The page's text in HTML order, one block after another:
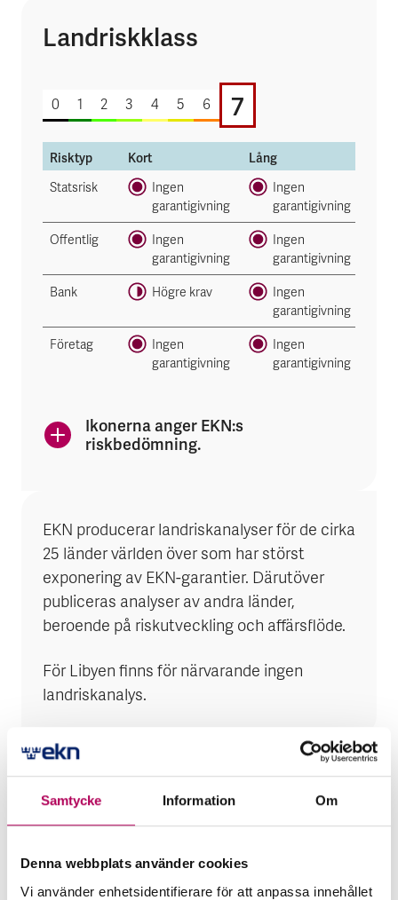
Samtycke Information Om
Denna webbplats använder cookies
Vi använder enhetsidentifierare för att anpassa innehållet
Landriskklass
7 av 7
0 1 2 3 4 5 6 7
Risktyp Kort Lång
Statsrisk
Ingen
garantigivning
Ingen
garantigivning
Offentlig
Ingen
garantigivning
Ingen
garantigivning
Bank Högre krav
Ingen
garantigivning
Företag
Ingen
garantigivning
Ingen
garantigivning
Ikonerna anger EKN:s
riskbedömning.
EKN producerar landriskanalyser för de cirka
25 länder världen över som har störst
exponering av EKN-garantier. Därutöver
publiceras analyser av andra länder,
beroende på riskutveckling och affärsflöde.
För Libyen finns för närvarande ingen
landriskanalys.
Mer för dig som vill exportera
till Libyen